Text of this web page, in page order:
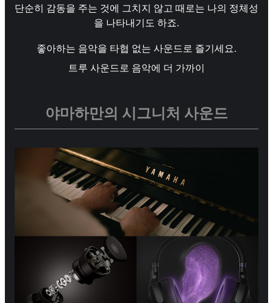
단순히 감동을 주는 것에 그치지 않고 때로는 나의 정체성
을 나타내기도 하죠.
좋아하는 음악을 타협 없는 사운드로 즐기세요.
트루 사운드로 음악에 더 가까이
야마하만의 시그니처 사운드